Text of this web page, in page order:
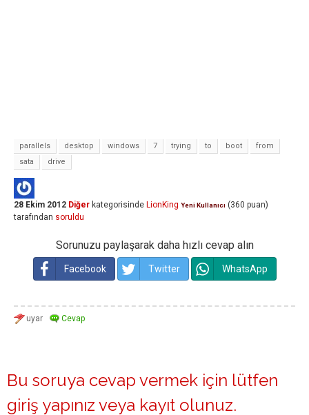
parallels desktop windows 7 trying to boot
from
sata
drive
28 Ekim 2012 Diğer kategorisinde LionKing Yeni Kullanıcı (360 puan)
tarafından soruldu
Sorunuzu paylaşarak daha hızlı cevap alın
Facebook Twitter WhatsApp
Bu soruya cevap vermek için lütfen
giriş yapınız veya kayıt olunuz.